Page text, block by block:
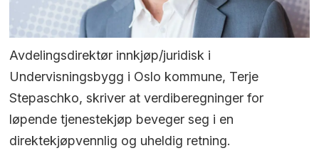
Avdelingsdirektør innkjøp/juridisk i
Undervisningsbygg i Oslo kommune, Terje
Stepaschko, skriver at verdiberegninger for
løpende tjenestekjøp beveger seg i en
direktekjøpvennlig og uheldig retning.